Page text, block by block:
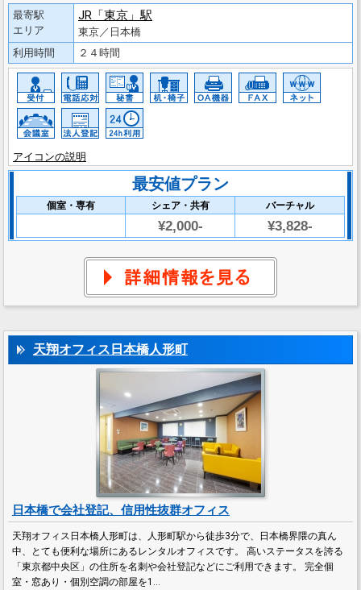
最寄駅
エリア
JR「東京」駅
東京／日本橋
利用時間
２４時間
アイコンの説明
最安値プラン
個室・専有 シェア・共有 バーチャル
¥2,000- ¥3,828-
天翔オフィス日本橋人形町
日本橋で会社登記、信用性抜群オフィス
天翔オフィス日本橋人形町は、人形町駅から徒歩3分で、日本橋界隈の真ん
中、とても便利な場所にあるレンタルオフィスです。 高いステータスを誇る
「東京都中央区」の住所を名刺や会社登記などにご利用できます。 完全個
室・窓あり・個別空調の部屋を1…